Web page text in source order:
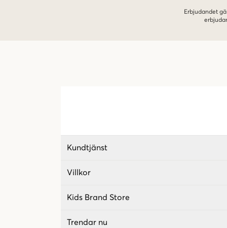
Erbjudandet
Kundtjänst
Villkor
Kids Brand Store
Trendar nu